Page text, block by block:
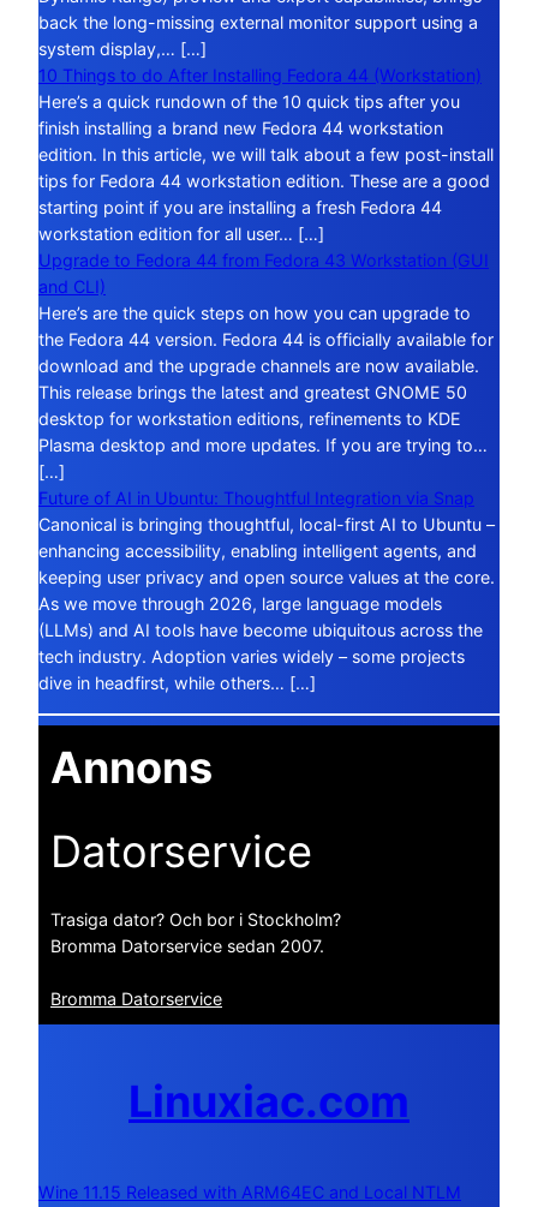
back the long-missing external monitor support using a
system display,… […]
10 Things to do After Installing Fedora 44 (Workstation)
Here’s a quick rundown of the 10 quick tips after you
finish installing a brand new Fedora 44 workstation
edition. In this article, we will talk about a few post-install
tips for Fedora 44 workstation edition. These are a good
starting point if you are installing a fresh Fedora 44
workstation edition for all user… […]
Upgrade to Fedora 44 from Fedora 43 Workstation (GUI
and CLI)
Here’s are the quick steps on how you can upgrade to
the Fedora 44 version. Fedora 44 is officially available for
download and the upgrade channels are now available.
This release brings the latest and greatest GNOME 50
desktop for workstation editions, refinements to KDE
Plasma desktop and more updates. If you are trying to…
[…]
Future of AI in Ubuntu: Thoughtful Integration via Snap
Canonical is bringing thoughtful, local-first AI to Ubuntu –
enhancing accessibility, enabling intelligent agents, and
keeping user privacy and open source values at the core.
As we move through 2026, large language models
(LLMs) and AI tools have become ubiquitous across the
tech industry. Adoption varies widely – some projects
dive in headfirst, while others… […]
Annons
Datorservice
Trasiga dator? Och bor i Stockholm?
Bromma Datorservice sedan 2007.
Bromma Datorservice
Linuxiac.com
Wine 11.15 Released with ARM64EC and Local NTLM